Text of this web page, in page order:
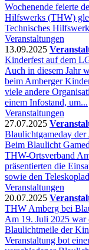
Wochenende feierte
Hilfswerks (THW)
Technisches
Veranstaltungen
13.09.2025
Kinderfest auf dem
Auch in diesem Jahr
beim Amberger
viele andere
einem Infostand, um...
Veranstaltungen
27.07.2025
Blaulichtgameday
Beim Blaulicht
THW-Ortsverband
präsentierten die
sowie den
Veranstaltungen
20.07.2025
THW Amberg bei
Am 19. Juli 2025 war
Blaulichtmeile der
Veranstaltung bot